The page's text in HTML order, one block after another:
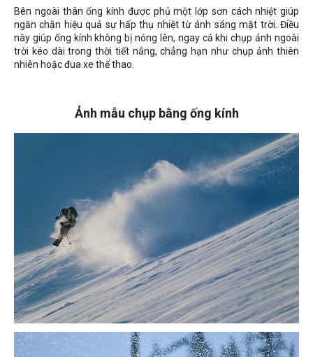
Bên ngoài thân ống kính được phủ một lớp sơn cách nhiệt giúp
ngăn chặn hiệu quả sự hấp thụ nhiệt từ ánh sáng mặt trời. Điều
này giúp ống kính không bị nóng lên, ngay cả khi chụp ảnh ngoài
trời kéo dài trong thời tiết nắng, chẳng hạn như chụp ảnh thiên
nhiên hoặc đua xe thể thao.
Ảnh mẫu chụp bằng ống kính